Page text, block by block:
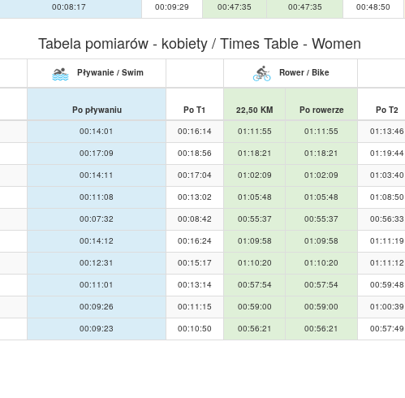
00:08:17 00:09:29 00:47:35 00:47:35 00:48:50
Tabela pomiarów - kobiety / Times Table - Women
Pływanie / Swim Rower / Bike
Po pływaniu Po T1 22,50 KM Po rowerze Po T2
00:14:01 00:16:14 01:11:55 01:11:55 01:13:46
00:17:09 00:18:56 01:18:21 01:18:21 01:19:44
00:14:11 00:17:04 01:02:09 01:02:09 01:03:40
00:11:08 00:13:02 01:05:48 01:05:48 01:08:50
00:07:32 00:08:42 00:55:37 00:55:37 00:56:33
00:14:12 00:16:24 01:09:58 01:09:58 01:11:19
00:12:31 00:15:17 01:10:20 01:10:20 01:11:12
00:11:01 00:13:14 00:57:54 00:57:54 00:59:48
00:09:26 00:11:15 00:59:00 00:59:00 01:00:39
00:09:23 00:10:50 00:56:21 00:56:21 00:57:49